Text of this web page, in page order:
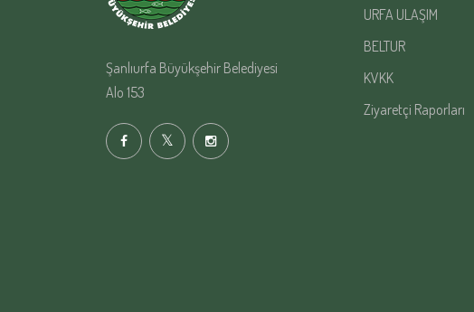
Şanlıurfa Büyükşehir Belediyesi
Alo 153
URFA ULAŞIM
BELTUR
KVKK
Ziyaretçi Raporları